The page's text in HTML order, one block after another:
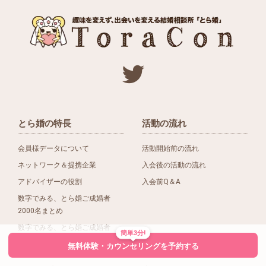
とら婚の特長
会員様データについて
ネットワーク＆提携企業
アドバイザーの役割
数字でみる、とら婚ご成婚者
2000名まとめ
数字でみる、とら婚ご成婚者
活動の流れ
活動開始前の流れ
入会後の活動の流れ
入会前Q＆A
簡単3分!
無料体験・カウンセリングを予約する